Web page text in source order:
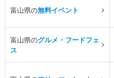
富山県の無料イベント
富山県のグルメ・フードフェ
ス